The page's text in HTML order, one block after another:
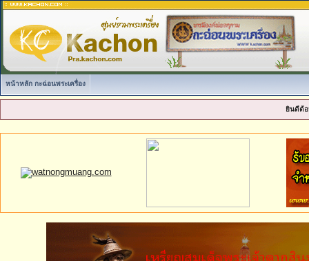
หน้าหลัก กะฉ่อนพระเครื่อง
ยินดีต้อ